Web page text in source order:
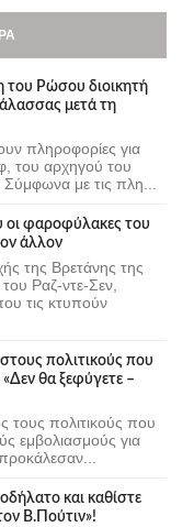
του Ρώσου διοικητή
μετά τη
πληροφορίες για
του αρχηγού του
με τις πλη...
φαροφύλακες του
άλλον
της Βρετάνης της
του Ραζ-ντε-Σεν,
τις κτυπούν
πολιτικούς που
«Δεν θα ξεφύγετε –
πολιτικούς που
εμβολιασμούς για
και καθίστε
Β.Πούτιν»!